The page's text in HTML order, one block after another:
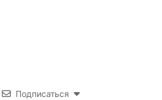
Подписаться